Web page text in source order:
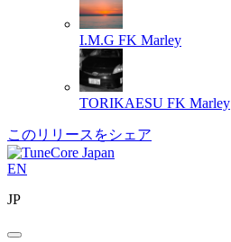
I.M.G FK Marley
TORIKAESU FK Marley
このリリースをシェア
EN
JP